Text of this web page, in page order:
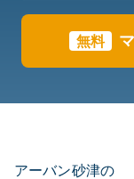
無料
アーバン砂津の